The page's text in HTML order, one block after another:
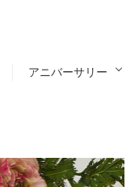
アニバーサリー